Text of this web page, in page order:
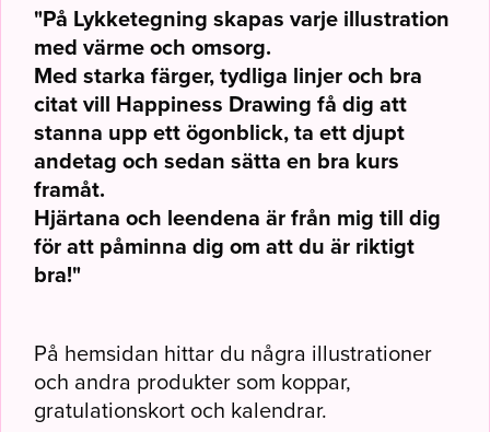
"På Lykketegning skapas varje illustration
med värme och omsorg.
Med starka färger, tydliga linjer och bra
citat vill Happiness Drawing få dig att
stanna upp ett ögonblick, ta ett djupt
andetag och sedan sätta en bra kurs
framåt.
Hjärtana och leendena är från mig till dig
för att påminna dig om att du är riktigt
bra!"
På hemsidan hittar du några illustrationer
och andra produkter som koppar,
gratulationskort och kalendrar.